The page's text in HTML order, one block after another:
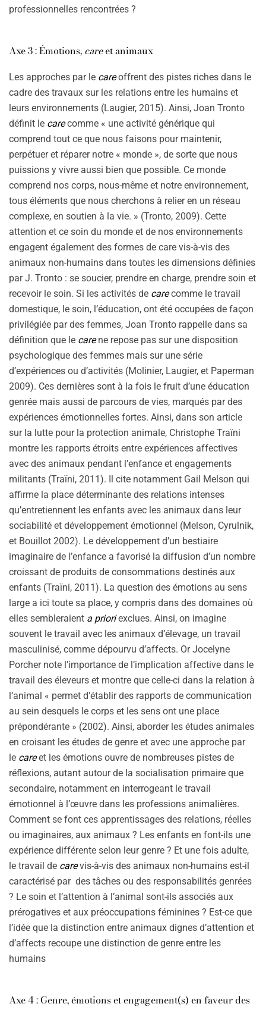
professionnelles rencontrées ?
Axe 3 : Émotions, careet animaux
Les approches par le careoffrent des pistes riches dans le
cadre des travaux sur les relations entre les humains et
leurs environnements (Laugier, 2015). Ainsi, Joan Tronto
définit le carecomme « une activité générique qui
comprend tout ce que nous faisons pour maintenir,
perpétuer et réparer notre « monde », de sorte que nous
puissions y vivre aussi bien que possible. Ce monde
comprend nos corps, nous-même et notre environnement,
tous éléments que nous cherchons à relier en un réseau
complexe, en soutien à la vie. » (Tronto, 2009). Cette
attention et ce soin du monde et de nos environnements
engagent également des formes de care vis-à-vis des
animaux non-humains dans toutes les dimensions définies
par J. Tronto : se soucier, prendre en charge, prendre soin et
recevoir le soin. Si les activités de carecomme le travail
domestique, le soin, l’éducation, ont été occupées de façon
privilégiée par des femmes, Joan Tronto rappelle dans sa
définition que le carene repose pas sur une disposition
psychologique des femmes mais sur une série
d’expériences ou d’activités (Molinier, Laugier, et Paperman
2009). Ces dernières sont à la fois le fruit d’une éducation
genrée mais aussi de parcours de vies, marqués par des
expériences émotionnelles fortes. Ainsi, dans son article
sur la lutte pour la protection animale, Christophe Traïni
montre les rapports étroits entre expériences affectives
avec des animaux pendant l’enfance et engagements
militants (Traïni, 2011). Il cite notamment Gail Melson qui
affirme la place déterminante des relations intenses
qu’entretiennent les enfants avec les animaux dans leur
sociabilité et développement émotionnel (Melson, Cyrulnik,
et Bouillot 2002). Le développement d’un bestiaire
imaginaire de l’enfance a favorisé la diffusion d’un nombre
croissant de produits de consommations destinés aux
enfants (Traïni, 2011). La question des émotions au sens
large a ici toute sa place, y compris dans des domaines où
elles sembleraient a prioriexclues. Ainsi, on imagine
souvent le travail avec les animaux d’élevage, un travail
masculinisé, comme dépourvu d’affects. Or Jocelyne
Porcher note l’importance de l’implication affective dans le
travail des éleveurs et montre que celle-ci dans la relation à
l’animal « permet d’établir des rapports de communication
au sein desquels le corps et les sens ont une place
prépondérante » (2002). Ainsi, aborder les études animales
en croisant les études de genre et avec une approche par
le careet les émotions ouvre de nombreuses pistes de
réflexions, autant autour de la socialisation primaire que
secondaire, notamment en interrogeant le travail
émotionnel à l’œuvre dans les professions animalières.
Comment se font ces apprentissages des relations, réelles
ou imaginaires, aux animaux ? Les enfants en font-ils une
expérience différente selon leur genre ? Et une fois adulte,
le travail de carevis-à-vis des animaux non-humains est-il
caractérisé par des tâches ou des responsabilités genrées
? Le soin et l’attention à l’animal sont-ils associés aux
prérogatives et aux préoccupations féminines ? Est-ce que
l’idée que la distinction entre animaux dignes d’attention et
d’affects recoupe une distinction de genre entre les
humains
Axe 4 : Genre, émotions et engagement(s) en faveur des